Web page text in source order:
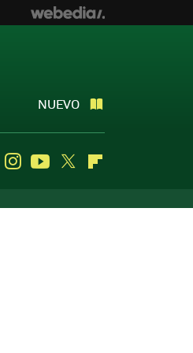
NUEVO
InstagramYoutube
Twitter